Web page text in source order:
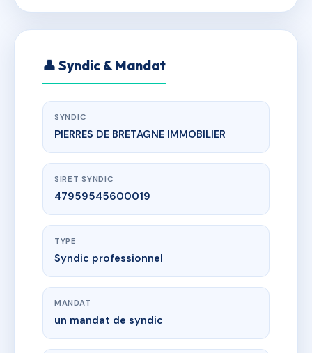
👤 Syndic & Mandat
SYNDIC
PIERRES DE BRETAGNE IMMOBILIER
SIRET SYNDIC
47959545600019
TYPE
Syndic professionnel
MANDAT
un mandat de syndic